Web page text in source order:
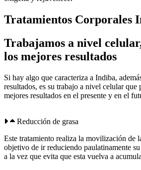
Tratamientos Corporales
Trabajamos a nivel
los mejores resultados
Si hay algo que caracteriza a Indiba,
resultados, es su trabajo a nivel celular que
mejores resultados en el presente y en el
Reducción de grasa
Este tratamiento realiza la movilización de
objetivo de ir reduciendo paulatinamente
a la vez que evita que esta vuelva a